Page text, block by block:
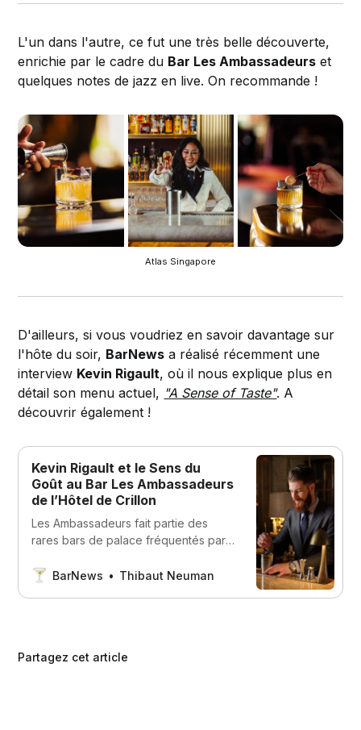
L'un dans l'autre, ce fut une très belle découverte,
enrichie par le cadre du Bar Les Ambassadeurs et
quelques notes de jazz en live. On recommande !
Atlas Singapore
D'ailleurs, si vous voudriez en savoir davantage sur
l'hôte du soir, BarNews a réalisé récemment une
interview Kevin Rigault, où il nous explique plus en
détail son menu actuel, "A Sense of Taste". A
découvrir également !
Kevin Rigault et le Sens du
Goût au Bar Les Ambassadeurs
de l’Hôtel de Crillon
Les Ambassadeurs fait partie des
rares bars de palace fréquentés par
directeur, nous dévoile le processus
BarNews Thibaut Neuman
Partagez cet article